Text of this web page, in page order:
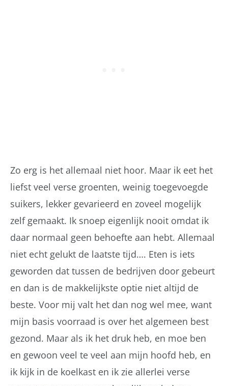
Zo erg is het allemaal niet hoor. Maar ik eet het
liefst veel verse groenten, weinig toegevoegde
suikers, lekker gevarieerd en zoveel mogelijk
zelf gemaakt. Ik snoep eigenlijk nooit omdat ik
daar normaal geen behoefte aan hebt. Allemaal
niet echt gelukt de laatste tijd…. Eten is iets
geworden dat tussen de bedrijven door gebeurt
en dan is de makkelijkste optie niet altijd de
beste. Voor mij valt het dan nog wel mee, want
mijn basis voorraad is over het algemeen best
gezond. Maar als ik het druk heb, en moe ben
en gewoon veel te veel aan mijn hoofd heb, en
ik kijk in de koelkast en ik zie allerlei verse